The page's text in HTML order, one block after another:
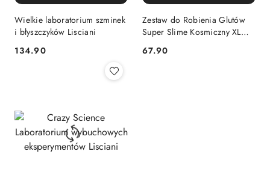
Wielkie laboratorium szminek
i błyszczyków Lisciani
Cena:
134.90
Zestaw do Robienia Glutów
Super Slime Kosmiczny XL
Cena:
67.90